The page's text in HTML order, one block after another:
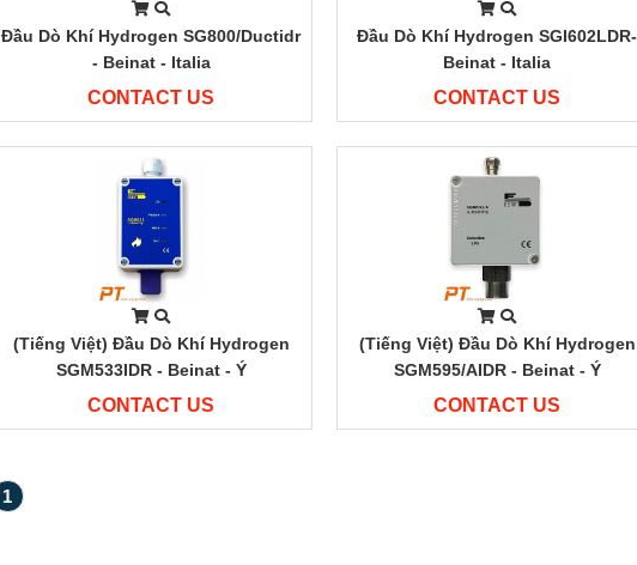
Đầu Dò Khí Hydrogen SG800/ductidr
- Beinat - Italia
CONTACT US
Đầu Dò Khí Hydrogen SGI602LDR-
Beinat - Italia
CONTACT US
(Tiếng Việt) Đầu Dò Khí Hydrogen
SGM533IDR - Beinat - Ý
CONTACT US
(Tiếng Việt) Đầu Dò Khí Hydrogen
SGM595/AIDR - Beinat - Ý
CONTACT US
1